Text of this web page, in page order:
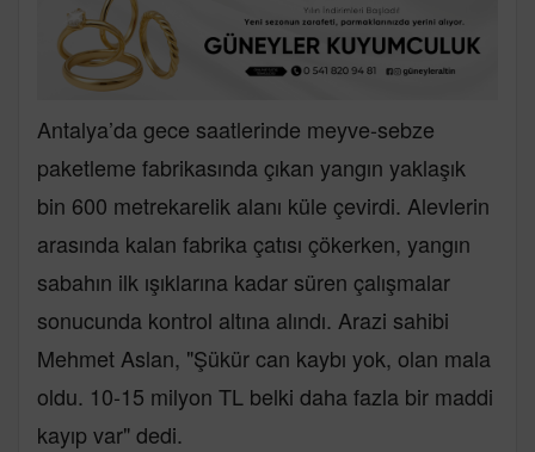
Antalya’da gece saatlerinde meyve-sebze
paketleme fabrikasında çıkan yangın yaklaşık
bin 600 metrekarelik alanı küle çevirdi. Alevlerin
arasında kalan fabrika çatısı çökerken, yangın
sabahın ilk ışıklarına kadar süren çalışmalar
sonucunda kontrol altına alındı. Arazi sahibi
Mehmet Aslan, "Şükür can kaybı yok, olan mala
oldu. 10-15 milyon TL belki daha fazla bir maddi
kayıp var" dedi.